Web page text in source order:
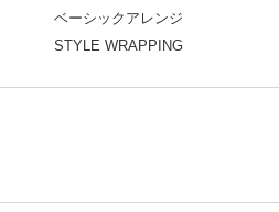
ベーシックアレンジ
STYLE WRAPPING